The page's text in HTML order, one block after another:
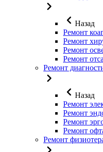
Назад
Ремонт
Ремонт
Ремонт
Ремонт
Ремонт
Назад
Ремонт
Ремонт
Ремонт
Ремонт
Ремонт